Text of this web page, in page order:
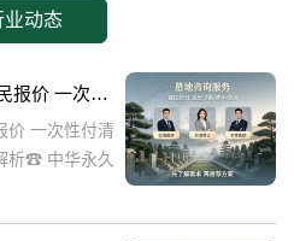
业动态
“中华永久陵园入门款墓碑亲民报价 一次性付清享折上折：超值安葬方案深度解析”
价 一次性付清
析☎ 中华永久
旅程中，我们